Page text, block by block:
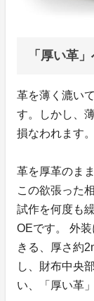
「厚い革
革を薄く漉い
す。しかし、
損なわれます。
革を厚革のま
この欲張った
試作を何度も
OEです。 外
きる、厚さ約
し、財布中央
い、「厚い革